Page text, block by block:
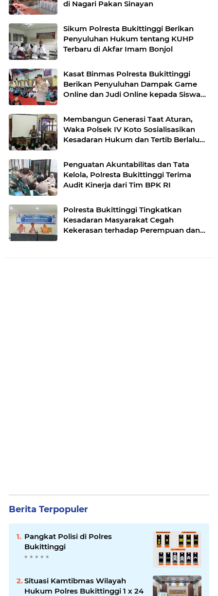
di Nagari Pakan Sinayan
Sikum Polresta Bukittinggi Berikan
Penyuluhan Hukum tentang KUHP
Terbaru di Akfar Imam Bonjol
Kasat Binmas Polresta Bukittinggi
Berikan Penyuluhan Dampak Game
Online dan Judi Online kepada Siswa
Membangun Generasi Taat Aturan,
Waka Polsek IV Koto Sosialisasikan
Kesadaran Hukum dan Tertib Berlalu
Penguatan Akuntabilitas dan Tata
Kelola, Polresta Bukittinggi Terima
Audit Kinerja dari Tim BPK RI
Polresta Bukittinggi Tingkatkan
Kesadaran Masyarakat Cegah
Kekerasan terhadap Perempuan dan
Berita Terpopuler
Pangkat Polisi di Polres
Bukittinggi
Situasi Kamtibmas Wilayah
Hukum Polres Bukittinggi 1 x 24